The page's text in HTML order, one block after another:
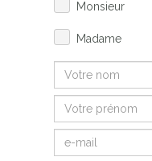
Monsieur
Madame